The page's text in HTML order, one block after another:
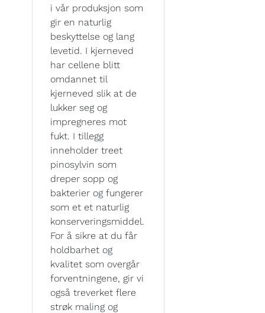
i vår produksjon som
gir en naturlig
beskyttelse og lang
levetid. I kjerneved
har cellene blitt
omdannet til
kjerneved slik at de
lukker seg og
impregneres mot
fukt. I tillegg
inneholder treet
pinosylvin som
dreper sopp og
bakterier og fungerer
som et et naturlig
konserveringsmiddel.
For å sikre at du får
holdbarhet og
kvalitet som overgår
forventningene, gir vi
også treverket flere
strøk maling og